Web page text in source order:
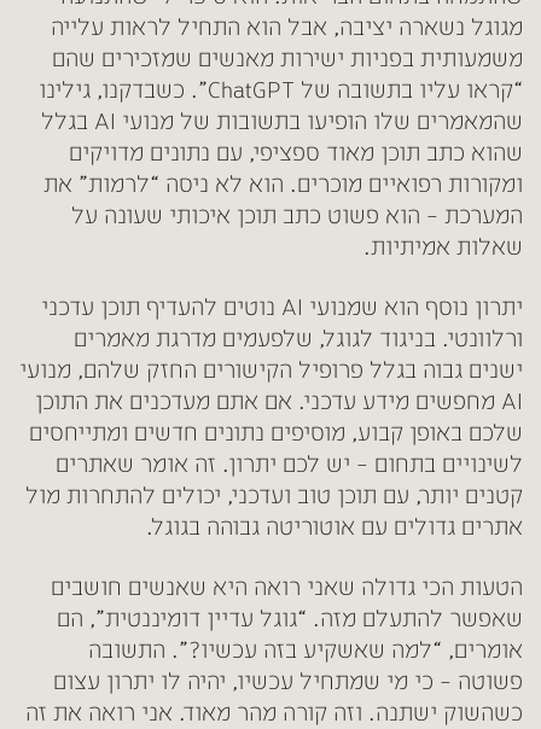
מגוגל נשארה יציבה, אבל הוא התחיל לראות עלייה
משמעותית בפניות ישירות מאנשים שמזכירים שהם
“קראו עליו בתשובה של ChatGPT”. כשבדקנו, גילינו
שהמאמרים שלו הופיעו בתשובות של מנועי AI בגלל
שהוא כתב תוכן מאוד ספציפי, עם נתונים מדויקים
ומקורות רפואיים מוכרים. הוא לא ניסה “לרמות” את
המערכת – הוא פשוט כתב תוכן איכותי שעונה על
שאלות אמיתיות.
יתרון נוסף הוא שמנועי AI נוטים להעדיף תוכן עדכני
ורלוונטי. בניגוד לגוגל, שלפעמים מדרגת מאמרים
ישנים גבוה בגלל פרופיל הקישורים החזק שלהם, מנועי
AI מחפשים מידע עדכני. אם אתם מעדכנים את התוכן
שלכם באופן קבוע, מוסיפים נתונים חדשים ומתייחסים
לשינויים בתחום – יש לכם יתרון. זה אומר שאתרים
קטנים יותר, עם תוכן טוב ועדכני, יכולים להתחרות מול
אתרים גדולים עם אוטוריטה גבוהה בגוגל.
הטעות הכי גדולה שאני רואה היא שאנשים חושבים
שאפשר להתעלם מזה. “גוגל עדיין דומיננטית”, הם
אומרים, “למה שאשקיע בזה עכשיו?”. התשובה
פשוטה – כי מי שמתחיל עכשיו, יהיה לו יתרון עצום
כשהשוק ישתנה. וזה קורה מהר מאוד. אני רואה את זה